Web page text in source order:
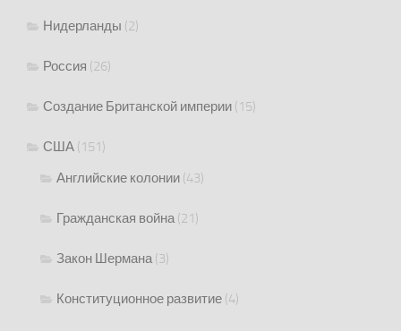
Нидерланды (2)
Россия (26)
Создание Британской империи (15)
США (151)
Английские колонии (43)
Гражданская война(21)
Закон Шермана(3)
Конституционное развитие (4)